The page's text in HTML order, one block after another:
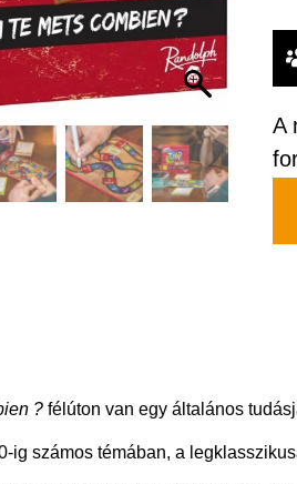
A
? félúton van egy általános
ig számos témában, a